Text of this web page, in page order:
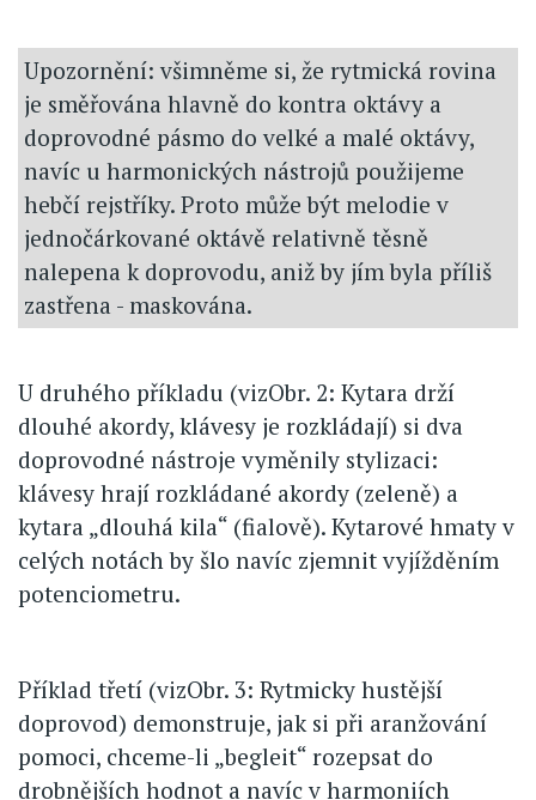
Upozornění: všimněme si, že rytmická rovina
je směřována hlavně do kontra oktávy a
doprovodné pásmo do velké a malé oktávy,
navíc u harmonických nástrojů použijeme
hebčí rejstříky. Proto může být melodie v
jednočárkované oktávě relativně těsně
nalepena k doprovodu, aniž by jím byla příliš
zastřena - maskována.
U druhého příkladu (vizObr. 2: Kytara drží
dlouhé akordy, klávesy je rozkládají) si dva
doprovodné nástroje vyměnily stylizaci:
klávesy hrají rozkládané akordy (zeleně) a
kytara „dlouhá kila“ (fialově). Kytarové hmaty v
celých notách by šlo navíc zjemnit vyjížděním
potenciometru.
Příklad třetí (vizObr. 3: Rytmicky hustější
doprovod) demonstruje, jak si při aranžování
pomoci, chceme-li „begleit“ rozepsat do
drobnějších hodnot a navíc v harmoniích